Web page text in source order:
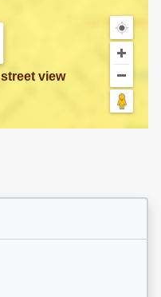
street view